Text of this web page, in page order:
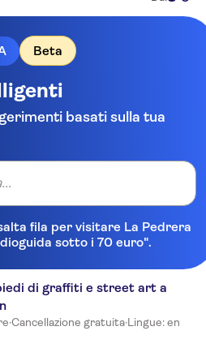
Beta
basati sulla tua
fila per visitare La Pedrera
sotto i 70 euro".
di graffiti e street art a
·Cancellazione gratuita·Lingue: en